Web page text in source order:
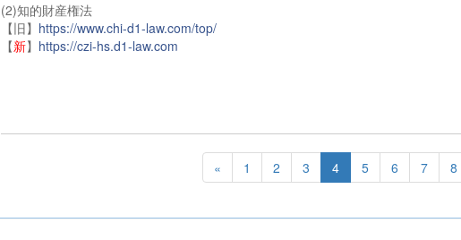
(2)知的財産権法
【旧】 https://www.chi-d1-law.com/top/
【新】 https://czi-hs.d1-law.com
« 1 2 3 4 5 6 7 8